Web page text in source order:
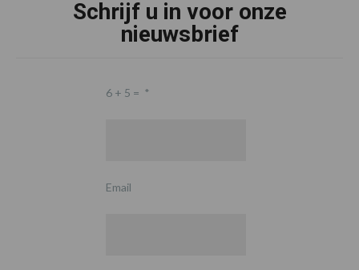
Schrijf u in voor onze
nieuwsbrief
6 + 5 = *
Email